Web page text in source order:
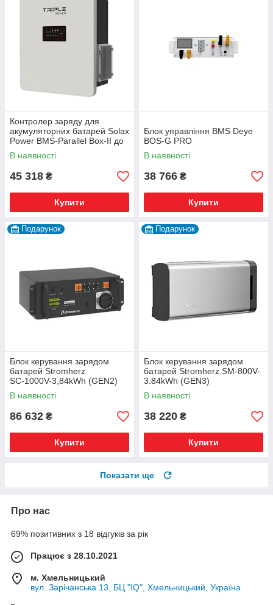
Контролер заряду для
акумуляторних батарей Solax
Power BMS-Parallel Box-II до
T-BAT S/T-BAT P
В наявності
45 318 ₴
Купити
Блок управління BMS Deye
BOS-G PRO
В наявності
38 766 ₴
Купити
Подарунок
Блок керування зарядом
батарей Stromherz
SС-1000V-3,84kWh (GEN2)
SUB
В наявності
86 632 ₴
Купити
Подарунок
Блок керування зарядом
батарей Stromherz SM-800V-
3.84kWh (GEN3)
В наявності
38 220 ₴
Купити
Показати ще
Про нас
69% позитивних з 18 відгуків за рік
Працює з 28.10.2021
м. Хмельницький
вул. Зарічанська 13, БЦ "IQ", Хмельницький, Україна